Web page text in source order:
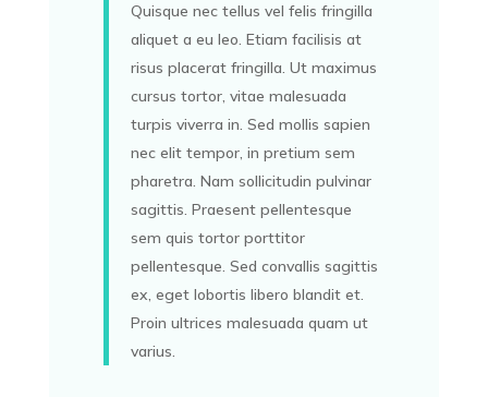
Quisque nec tellus vel felis fringilla
aliquet a eu leo. Etiam facilisis at
risus placerat fringilla. Ut maximus
cursus tortor, vitae malesuada
turpis viverra in. Sed mollis sapien
nec elit tempor, in pretium sem
pharetra. Nam sollicitudin pulvinar
sagittis. Praesent pellentesque
sem quis tortor porttitor
pellentesque. Sed convallis sagittis
ex, eget lobortis libero blandit et.
Proin ultrices malesuada quam ut
varius.